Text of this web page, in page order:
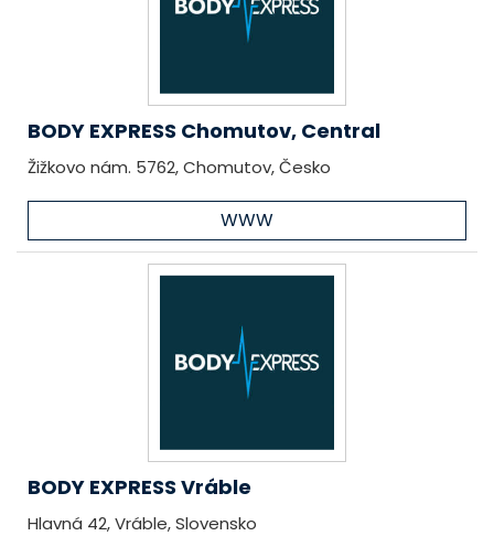
BODY EXPRESS Chomutov, Central
Žižkovo nám. 5762, Chomutov, Česko
WWW
BODY EXPRESS Vráble
Hlavná 42, Vráble, Slovensko